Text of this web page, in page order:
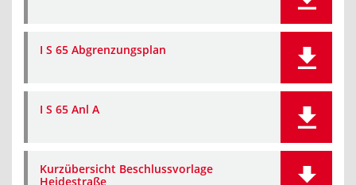
I S 65 Abgrenzungsplan
I S 65 Anl A
Kurzübersicht Beschlussvorlage
Heidestraße